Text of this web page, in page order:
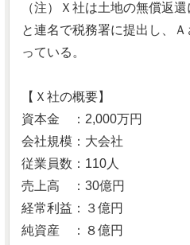
（注）Ｘ社は土地の無償返
と連名で税務署に提出し、
っている。
【Ｘ社の概要】
資本金 ：2,000万円
会社規模：大会社
従業員数：110人
売上高 ：30億円
経常利益：３億円
純資産 ：８億円